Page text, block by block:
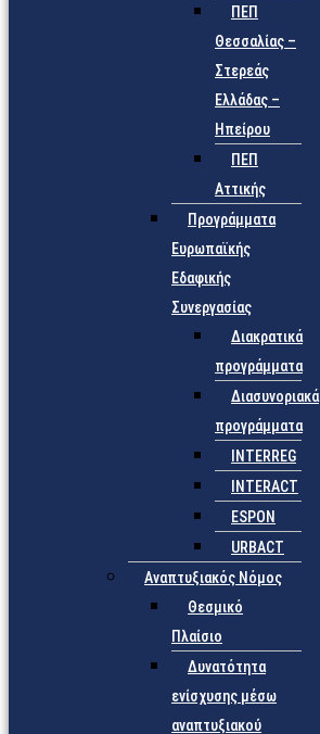
ΠΕΠ
Θεσσαλίας –
Στερεάς
Ελλάδας –
Ηπείρου
ΠΕΠ
Αττικής
Προγράμματα
Ευρωπαϊκής
Εδαφικής
Συνεργασίας
Διακρατικά
προγράμματα
Διασυνοριακά
προγράμματα
INTERREG
INTERACT
ESPON
URBACT
Αναπτυξιακός Νόμος
Θεσμικό
Πλαίσιο
Δυνατότητα
ενίσχυσης μέσω
αναπτυξιακού